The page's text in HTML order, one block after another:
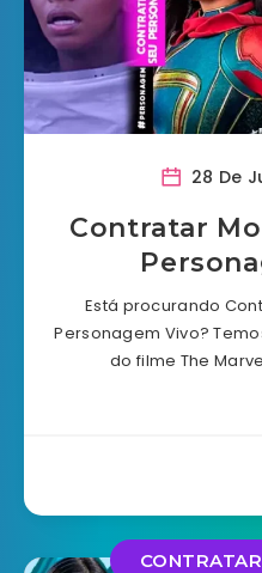
28 De
Contratar
Está procurando
Personagem Vivo?
do filme The
CONTRATAR